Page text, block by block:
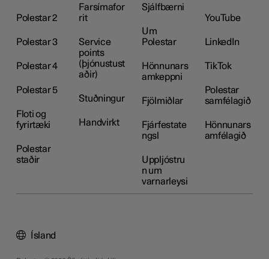
Polestar 2
Polestar 3
Polestar 4
Polestar 5
Floti og
fyrirtæki
Polestar
staðir
Farsímafor
rit
Service
points
(þjónustust
aðir)
Stuðningur
Handvirkt
Sjálfbærni
Um
Polestar
Hönnunars
amkeppni
Fjölmiðlar
Fjárfestate
ngsl
Uppljóstru
n um
varnarleysi
YouTube
LinkedIn
TikTok
Polestar
samfélagið
Hönnunars
amfélagið
Ísland